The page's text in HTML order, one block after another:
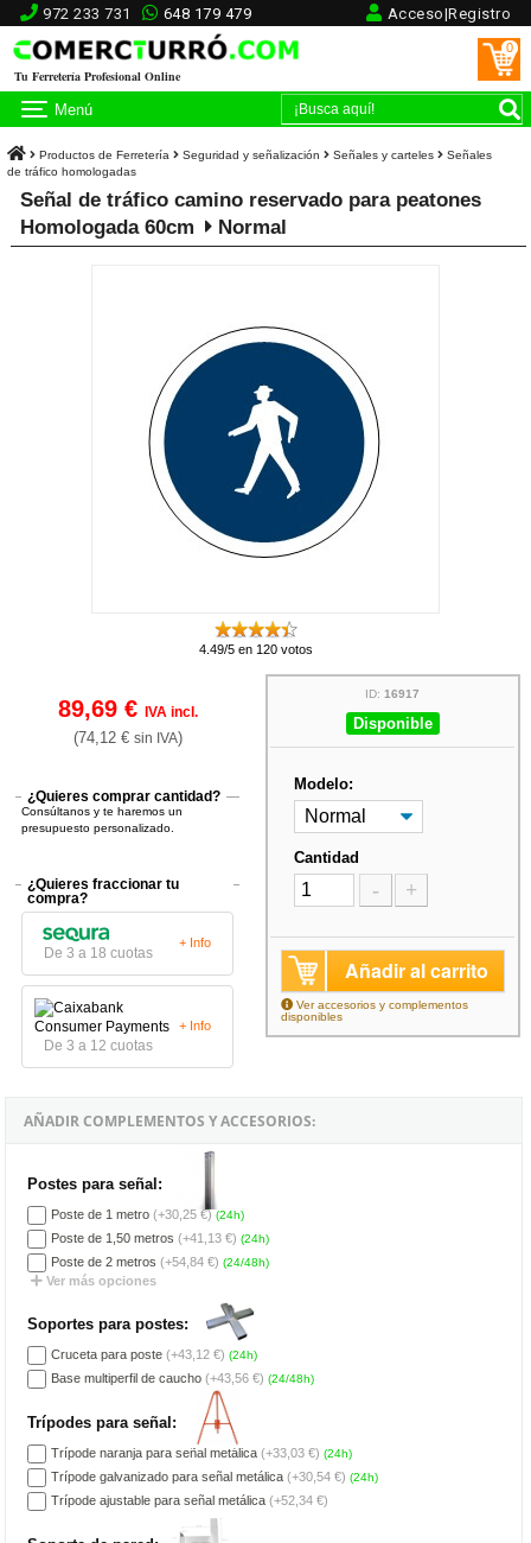
972 233 731 648 179 479 Acceso|Registro
Tu Ferretería Profesional Online
0
Menú
Productos de Ferretería Seguridad y señalización Señales y carteles
Señales
de tráfico homologadas
Señal de tráfico camino reservado para peatones
Homologada 60cm
Normal
4.49/5 en 120 votos
89,69 € IVA incl.
(74,12 € sin IVA)
¿Quieres comprar cantidad?
Consúltanos y te haremos un
presupuesto personalizado.
¿Quieres fraccionar tu
compra?
De 3 a 18 cuotas
+ Info
De 3 a 12 cuotas
+ Info
ID:16917
Disponible
Modelo:
Cantidad
- +
Añadir al carrito
Ver accesorios y complementos
disponibles
AÑADIR COMPLEMENTOS Y ACCESORIOS:
Postes para señal:
Poste de 1 metro (+30,25 €) (24h)
Poste de 1,50 metros (+41,13 €) (24h)
Poste de 2 metros (+54,84 €) (24/48h)
Ver más opciones
Soportes para postes:
Cruceta para poste (+43,12 €) (24h)
Base multiperfil de caucho (+43,56 €) (24/48h)
Trípodes para señal:
Trípode naranja para señal metálica (+33,03 €) (24h)
Trípode galvanizado para señal metálica (+30,54 €) (24h)
Trípode ajustable para señal metálica (+52,34 €)